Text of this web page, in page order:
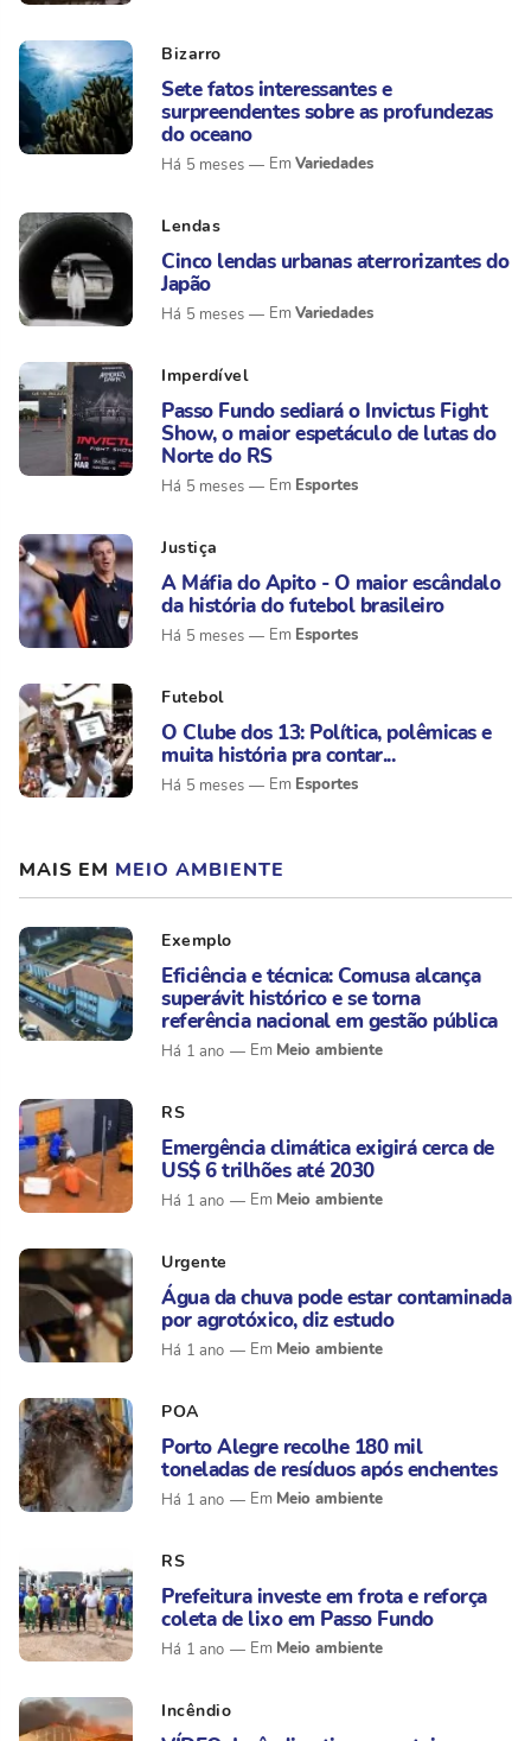
Bizarro
Sete fatos interessantes e
surpreendentes sobre as profundezas
do oceano
Há 5 meses Variedades
Lendas
Cinco lendas urbanas aterrorizantes do
Japão
Há 5 meses Variedades
Imperdível
Passo Fundo sediará o Invictus Fight
Show, o maior espetáculo de lutas do
Norte do RS
Há 5 meses Esportes
Justiça
A Máfia do Apito - O maior escândalo
da história do futebol brasileiro
Há 5 meses Esportes
Futebol
O Clube dos 13: Política, polêmicas e
muita história pra contar...
Há 5 meses Esportes
MAIS EM MEIO AMBIENTE
Exemplo
Eficiência e técnica: Comusa alcança
superávit histórico e se torna
referência nacional em gestão pública
Há 1 ano Meio ambiente
RS
Emergência climática exigirá cerca de
US$ 6 trilhões até 2030
Há 1 ano Meio ambiente
Urgente
Água da chuva pode estar contaminada
por agrotóxico, diz estudo
Há 1 ano Meio ambiente
POA
Porto Alegre recolhe 180 mil
toneladas de resíduos após enchentes
Há 1 ano Meio ambiente
RS
Prefeitura investe em frota e reforça
coleta de lixo em Passo Fundo
Há 1 ano Meio ambiente
Incêndio